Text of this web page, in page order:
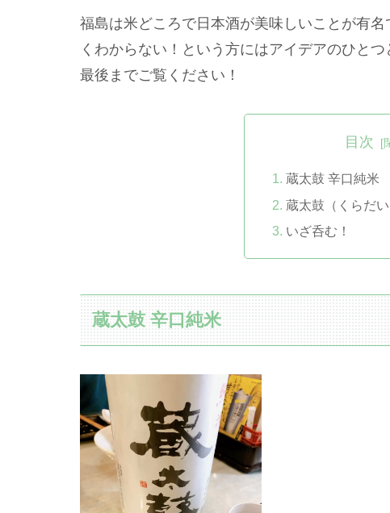
福島は米どころで日本酒が美味しいことが有
くわからない！という方にはアイデアのひと
最後までご覧ください！
目次
蔵太鼓 辛口純米
蔵太鼓（くらだ
いざ呑む！
蔵太鼓 辛口純米